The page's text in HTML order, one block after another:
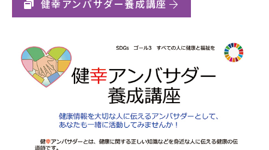
健幸アンバサダー養成講座